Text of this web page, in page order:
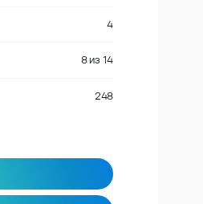
4
8из 14
248